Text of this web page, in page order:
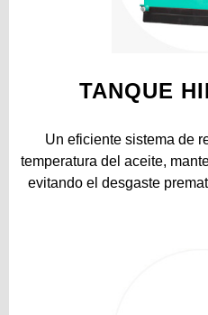
TANQUE
Un eficiente sistema de
temperatura del aceite,
evitando el desgaste